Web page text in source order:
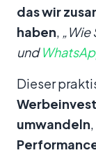
das wir
haben
und
Dieser
umwandeln